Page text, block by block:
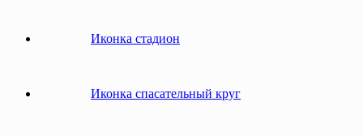
Иконка стадион
Иконка спасательный круг